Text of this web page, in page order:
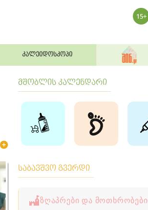
კალეიდოსკოპი
მშობლის კალენდარი
საბავშვო გვერდი
ზღაპრები და მოთხრობები